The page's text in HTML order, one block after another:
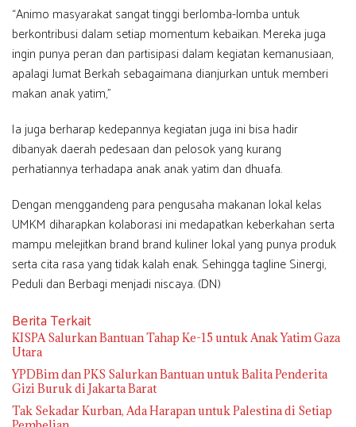
“Animo masyarakat sangat tinggi berlomba-lomba untuk
berkontribusi dalam setiap momentum kebaikan. Mereka juga
ingin punya peran dan partisipasi dalam kegiatan kemanusiaan,
apalagi Jumat Berkah sebagaimana dianjurkan untuk memberi
makan anak yatim,”
Ia juga berharap kedepannya kegiatan juga ini bisa hadir
dibanyak daerah pedesaan dan pelosok yang kurang
perhatiannya terhadapa anak anak yatim dan dhuafa.
Dengan menggandeng para pengusaha makanan lokal kelas
UMKM diharapkan kolaborasi ini medapatkan keberkahan serta
mampu melejitkan brand brand kuliner lokal yang punya produk
serta cita rasa yang tidak kalah enak. Sehingga tagline Sinergi,
Peduli dan Berbagi menjadi niscaya. (DN)
Berita Terkait
KISPA Salurkan Bantuan Tahap Ke-15 untuk Anak Yatim Gaza
Utara
YPDBim dan PKS Salurkan Bantuan untuk Balita Penderita
Gizi Buruk di Jakarta Barat
Tak Sekadar Kurban, Ada Harapan untuk Palestina di Setiap